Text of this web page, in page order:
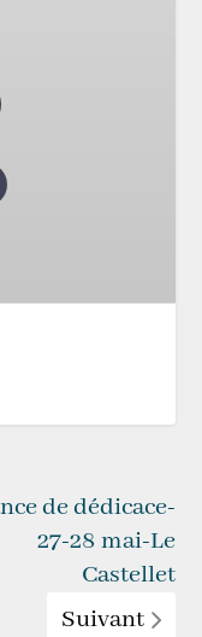
de dédicace-
27-28 mai-Le
Castellet
Suivant